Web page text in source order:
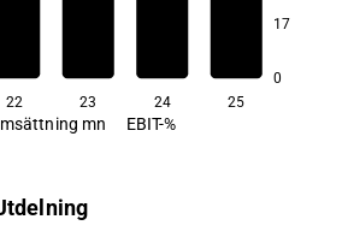
17
0
22 23 24 25
mn EBIT-%